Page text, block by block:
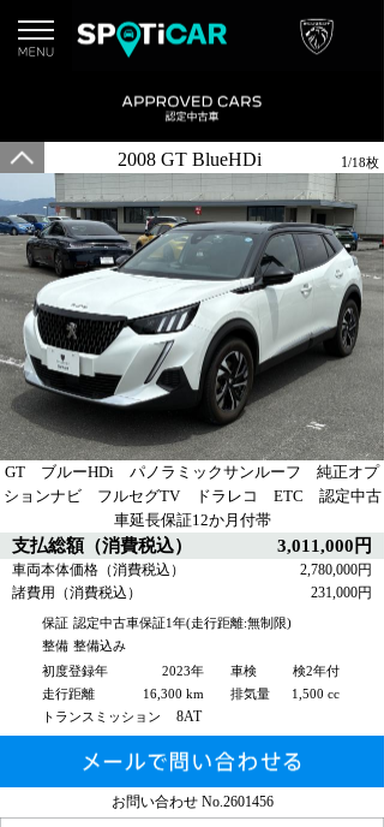
2008 GT BlueHDi 1/18枚
GT ブルーHDi パノラミックサンルーフ 純正オプ
ションナビ フルセグTV ドラレコ ETC 認定中古
車延長保証12か月付帯
支払総額（消費税込） 3,011,000円
車両本体価格（消費税込）
2,780,000円
諸費用（消費税込）
231,000円
保証 認定中古車保証1年(走行距離:無制限)
整備 整備込み
初度登録年
2023年 車検
検2年付
走行距離
16,300 km 排気量
1,500 cc
トランスミッション
8AT
お問い合わせ No.2601456